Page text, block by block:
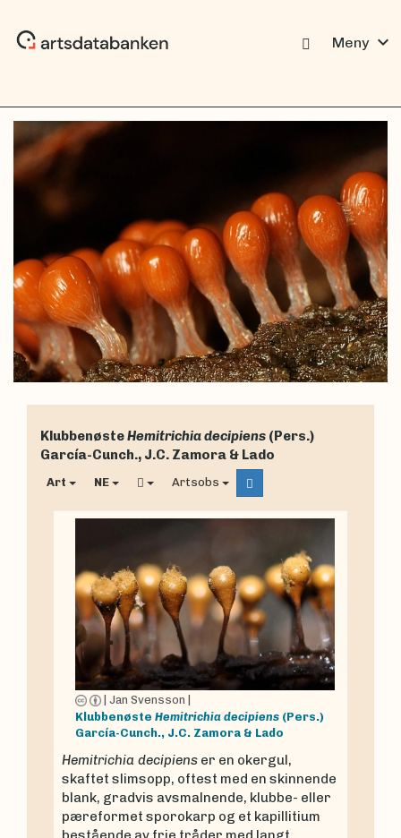
Meny expand_more
KlubbenøsteHemitrichia decipiens (Pers.)
García-Cunch., J.C. Zamora & Lado
Art NE Artsobs
Jan Svensson
Klubbenøste Hemitrichia decipiens (Pers.)
García-Cunch., J.C. Zamora & Lado
Hemitrichia decipiens er en okergul,
skaftet slimsopp, oftest med en skinnende
blank, gradvis avsmalnende, klubbe- eller
pæreformet sporokarp og et kapillitium